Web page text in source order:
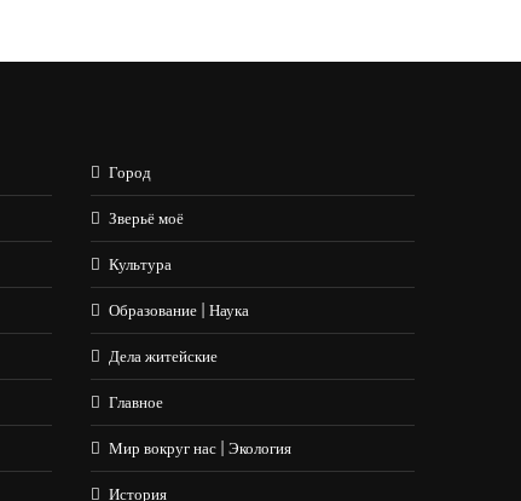
Город
Зверьё моё
Культура
Образование | Наука
Дела житейские
Главное
Мир вокруг нас | Экология
История